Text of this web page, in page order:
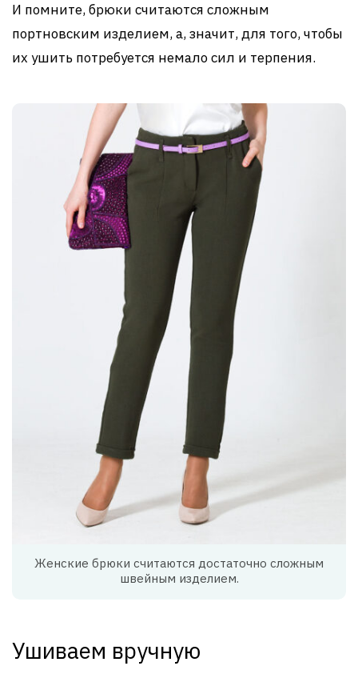
И помните, брюки считаются сложным
портновским изделием, а, значит, для того, чтобы
их ушить потребуется немало сил и терпения.
Женские брюки считаются достаточно сложным
швейным изделием.
Ушиваем вручную